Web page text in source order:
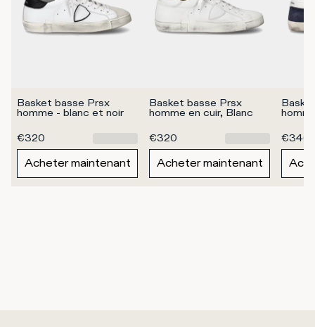
Basket basse Prsx
homme - blanc et noir
€320
Acheter maintenant
Basket basse Prsx
homme en cuir, Blanc
€320
Acheter maintenant
€340